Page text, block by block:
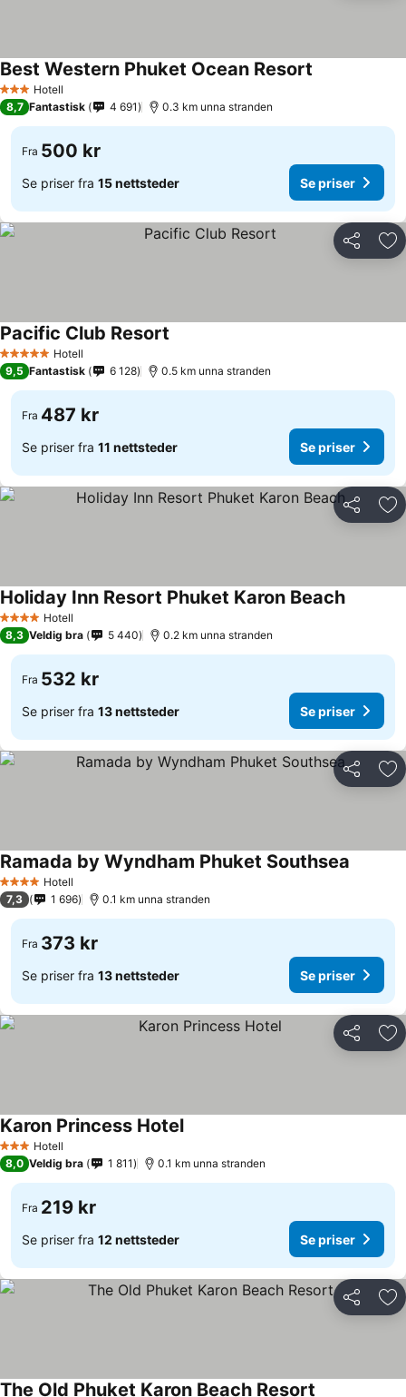
3 StjernerHotell
Best Western Phuket Ocean Resort
8,7 Fantastisk 4 691 0.3 km unna stranden
Fra 500 kr
Se priser fra 15 nettsteder Se priser
Del
5 Stjerner Hotell
Pacific Club Resort
9,5 Fantastisk 6 128 0.5 km unna stranden
Fra 487 kr
Se priser fra 11 nettsteder Se priser
Del
4 StjernerHotell
Holiday Inn Resort Phuket Karon Beach
8,3 Veldig bra 5 440 0.2 km unna stranden
Fra 532 kr
Se priser fra 13 nettsteder Se priser
Del
4 StjernerHotell
Ramada by Wyndham Phuket Southsea
7,3 1 696 0.1 km unna stranden
Fra 373 kr
Se priser fra 13 nettsteder Se priser
Del
3 StjernerHotell
Karon Princess Hotel
8,0 Veldig bra 1 811 0.1 km unna stranden
Fra 219 kr
Se priser fra 12 nettsteder Se priser
Del
The Old Phuket Karon Beach Resort